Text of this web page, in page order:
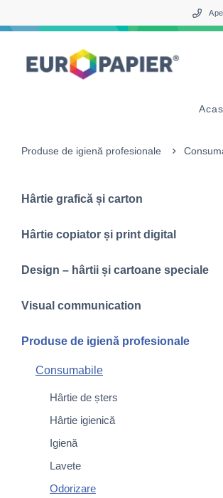
Produse de igienă profesionale
Hârtie grafică și carton
Hârtie copiator și print digital
Design – hârtii și cartoane speciale
Visual communication
Produse de igienă profesionale
Consumabile
Hârtie de șters
Hârtie igienică
Igienă
Lavete
Odorizare